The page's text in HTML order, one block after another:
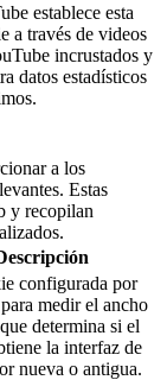
establece esta
a través de videos
incrustados y
datos estadísticos
a los
Estas
y recopilan
configurada por
medir el ancho
determina si el
la interfaz de
nueva o antigua.